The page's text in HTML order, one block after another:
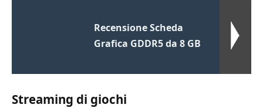
Recensione Scheda
Grafica GDDR5 da 8 GB
Streaming di giochi